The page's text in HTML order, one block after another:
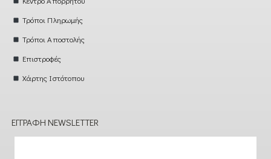
Τρόποι Πληρωμής
Τρόποι Αποστολής
Επιστροφές
Χάρτης Ιστότοπου
ΕΓΓΡΑΦΉ NEWSLETTER